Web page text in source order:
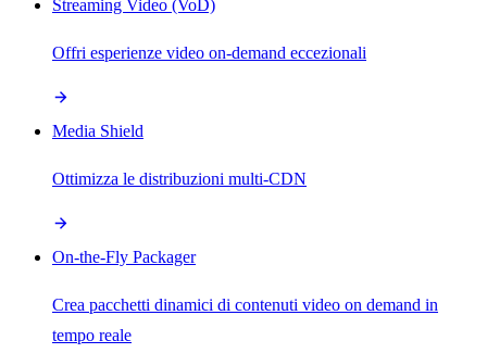
Streaming Video (VoD)
Offri esperienze video on-demand eccezionali
Media Shield
Ottimizza le distribuzioni multi-CDN
On-the-Fly Packager
Crea pacchetti dinamici di contenuti video on demand in
tempo reale